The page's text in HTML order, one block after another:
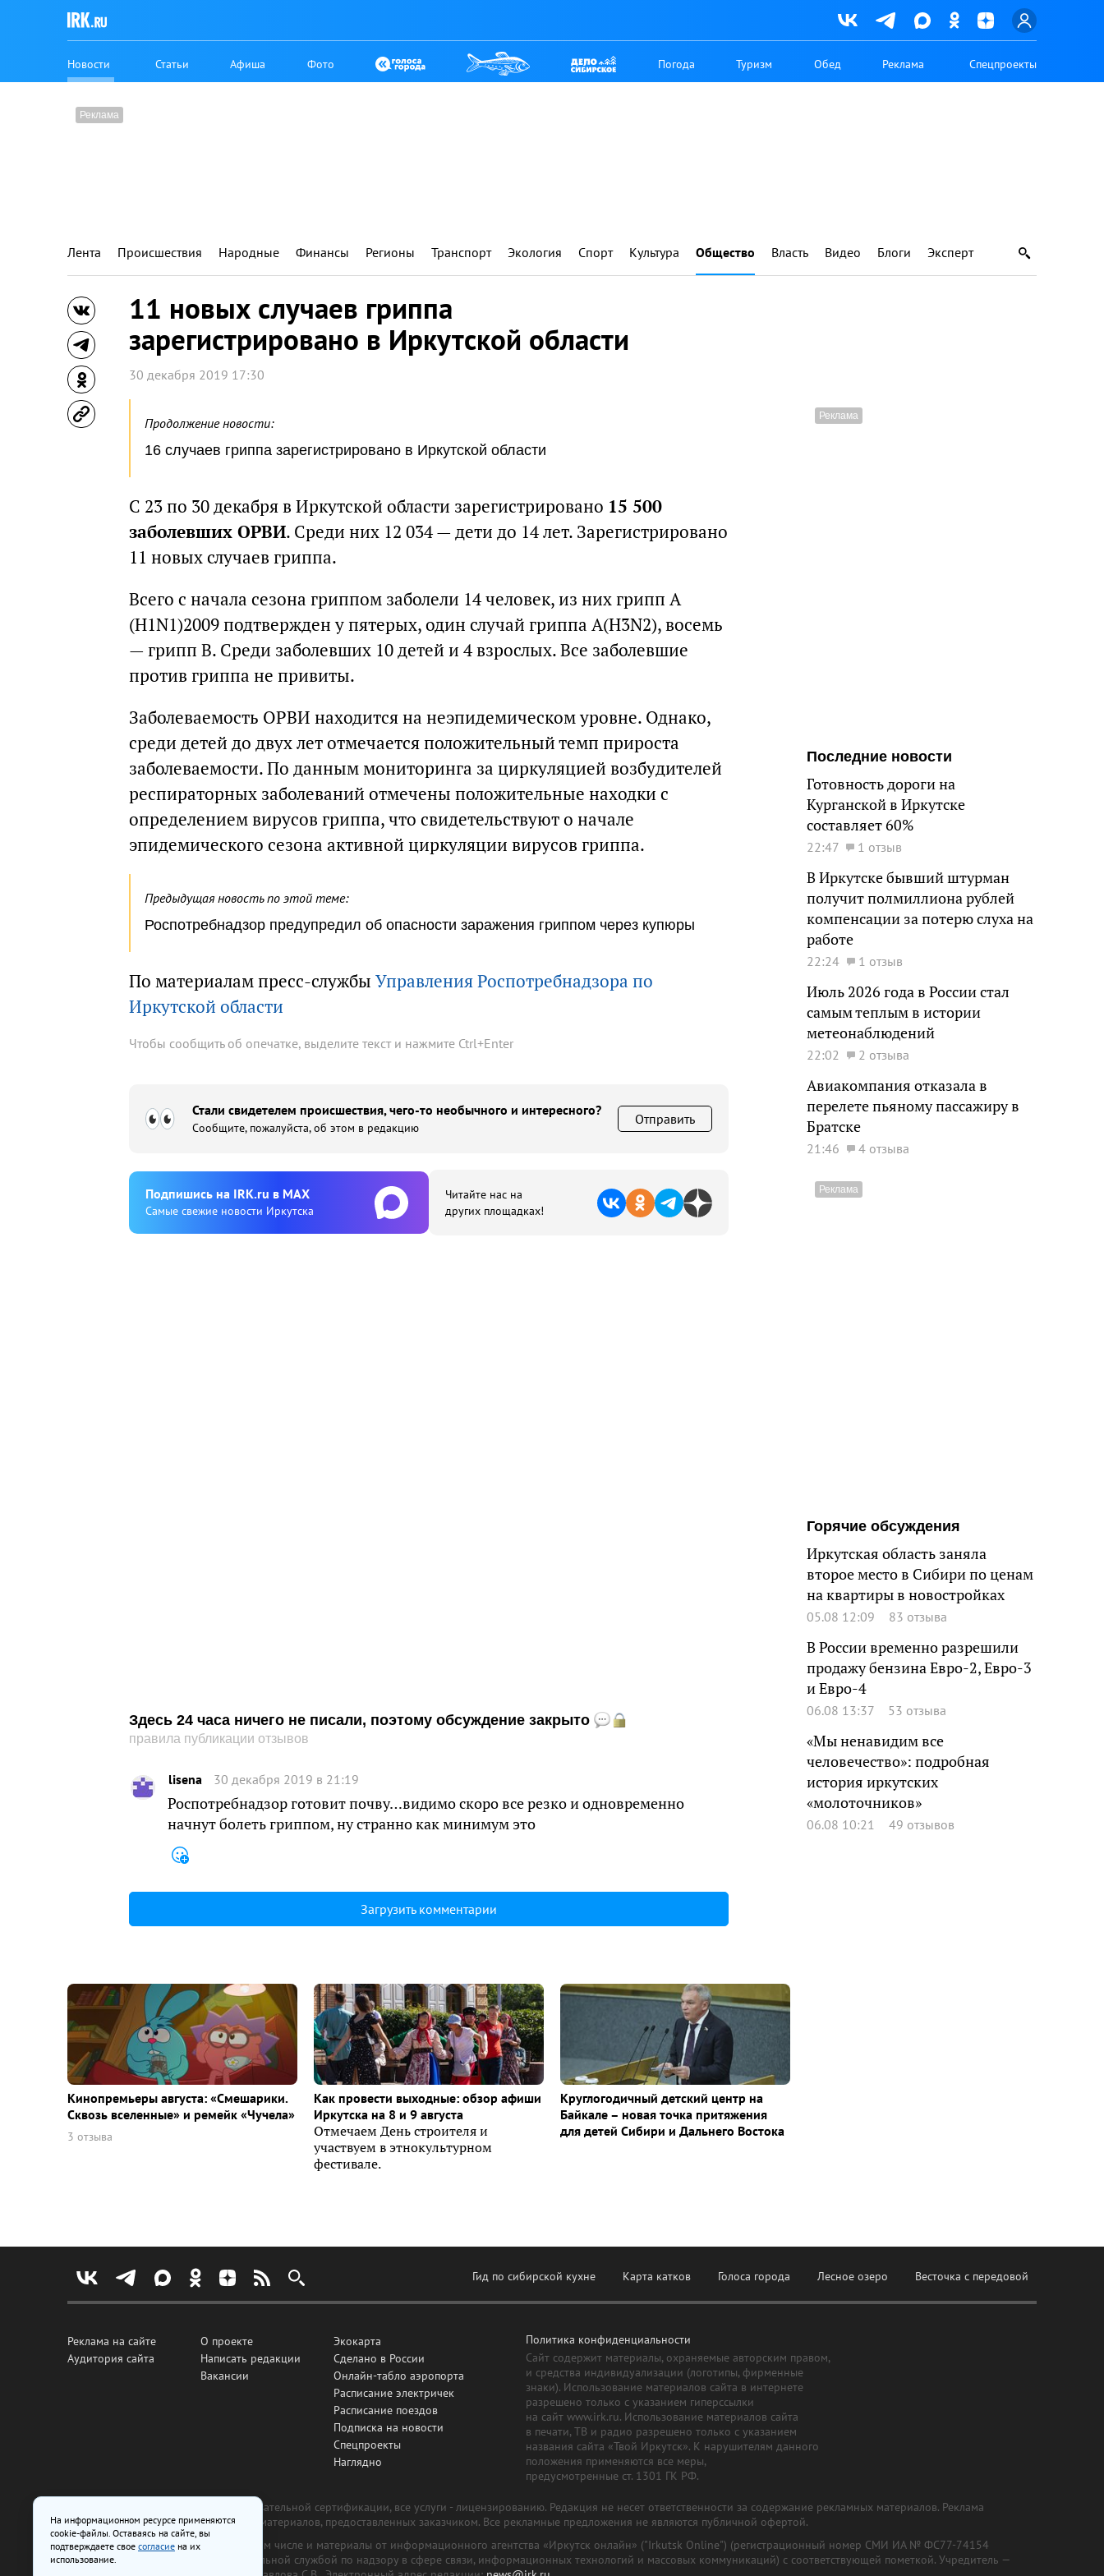
Новости Статьи Афиша Фото Погода Туризм Обед Реклама Спецпроекты
Лента Происшествия Народные Финансы Регионы Транспорт Экология Спорт Культура Общество Власть Видео Блоги Эксперт
11 новых случаев гриппа
зарегистрировано в Иркутской области
30 декабря 2019 17:30
Продолжение новости:
16 случаев гриппа зарегистрировано в Иркутской области
С 23 по 30 декабря в Иркутской области зарегистрировано 15 500
заболевших ОРВИ. Среди них 12 034 — дети до 14 лет. Зарегистрировано
11 новых случаев гриппа.
Всего с начала сезона гриппом заболели 14 человек, из них грипп А
(H1N1)2009 подтвержден у пятерых, один случай гриппа А(H3N2), восемь
— грипп В. Среди заболевших 10 детей и 4 взрослых. Все заболевшие
против гриппа не привиты.
Заболеваемость ОРВИ находится на неэпидемическом уровне. Однако,
среди детей до двух лет отмечается положительный темп прироста
заболеваемости. По данным мониторинга за циркуляцией возбудителей
респираторных заболеваний отмечены положительные находки с
определением вирусов гриппа, что свидетельствуют о начале
эпидемического сезона активной циркуляции вирусов гриппа.
Предыдущая новость по этой теме:
Роспотребнадзор предупредил об опасности заражения гриппом через купюры
По материалам пресс-службы Управления Роспотребнадзора по
Иркутской области
Чтобы сообщить об опечатке, выделите текст и нажмите Ctrl+Enter
Стали свидетелем происшествия, чего-то необычного и интересного?
Сообщите, пожалуйста, об этом в редакцию
Отправить
Подпишиcь на IRK.ru в MAX
Cамые свежие новости Иркутска
Читайте нас на
других площадках!
Здесь 24 часа ничего не писали, поэтому обсуждение закрыто
правила публикации отзывов
lisena 30 декабря 2019 в 21:19
Роспотребнадзор готовит почву…видимо скоро все резко и одновременно
начнут болеть гриппом, ну странно как минимум это
Загрузить комментарии
Последние новости
Готовность дороги на
Курганской в Иркутске
составляет 60%
22:47 1 отзыв
В Иркутске бывший штурман
получит полмиллиона рублей
компенсации за потерю слуха на
работе
22:24 1 отзыв
Июль 2026 года в России стал
самым теплым в истории
метеонаблюдений
22:02 2 отзыва
Авиакомпания отказала в
перелете пьяному пассажиру в
Братске
21:46 4 отзыва
Горячие обсуждения
Иркутская область заняла
второе место в Сибири по ценам
на квартиры в новостройках
05.08 12:09 83 отзыва
В России временно разрешили
продажу бензина Евро-2, Евро-3
и Евро-4
06.08 13:37 53 отзыва
«Мы ненавидим все
человечество»: подробная
история иркутских
«молоточников»
06.08 10:21 49 отзывов
Кинопремьеры августа: «Смешарики.
Сквозь вселенные» и ремейк «Чучела»
3 отзыва
Как провести выходные: обзор афиши
Иркутска на 8 и 9 августа
Отмечаем День строителя и
участвуем в этнокультурном
фестивале.
Круглогодичный детский центр на
Байкале – новая точка притяжения
для детей Сибири и Дальнего Востока
Гид по сибирской кухне Карта катков Голоса города Лесное озеро Весточка с передовой
Реклама на сайте
Аудитория сайта
О проекте
Написать редакции
Вакансии
Экокарта
Сделано в России
Онлайн-табло аэропорта
Расписание электричек
Расписание поездов
Подписка на новости
Спецпроекты
Наглядно
Политика конфиденциальности
Сайт содержит материалы, охраняемые авторским правом,
и средства индивидуализации (логотипы, фирменные
знаки). Использование материалов сайта в интернете
разрешено только с указанием гиперссылки
на сайт www.irk.ru. Использование материалов сайта
в печати, ТВ и радио разрешено только с указанием
названия сайта «Твой Иркутск». К нарушителям данного
положения применяются все меры,
предусмотренные ст. 1301 ГК РФ.
Все рекламные товары подлежат обязательной сертификации, все услуги - лицензированию. Редакция не несет ответственности за содержание рекламных материалов. Реклама
изготовлена и размещена на основе материалов, предоставленных заказчиком. Все рекламные предложения не являются публичной офертой.
На сайте www.irk.ru размещаются в том числе и материалы от информационного агентства «Иркутск онлайн» ("Irkutsk Online") (регистрационный номер СМИ ИА № ФС77-74154
от 29 октября 2018 г., выдан Федеральной службой по надзору в сфере связи, информационных технологий и массовых коммуникаций) с соответствующей пометкой. Учредитель —
На информационном ресурсе применяются
cookie-файлы. Оставаясь на сайте, вы
подтверждаете свое согласие на их
использование.